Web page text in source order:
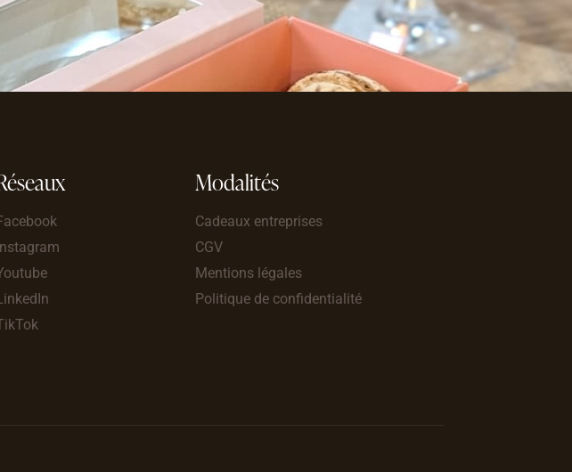
Instagram
Modalités
Cadeaux entreprises
CGV
Mentions légales
Politique de confidentialité